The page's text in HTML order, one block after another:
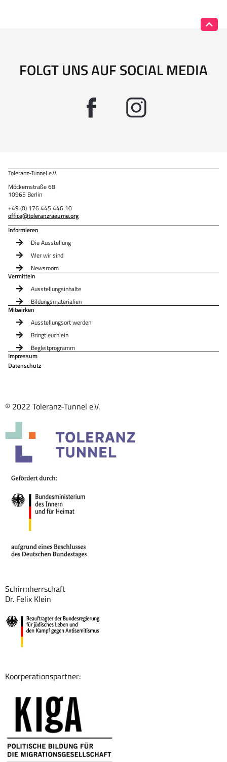
FOLGT UNS AUF SOCIAL MEDIA
Toleranz-Tunnel e.V.
Möckernstraße 68
10965 Berlin
+49 (0) 176 445 446 10
office@toleranzraeume.org
Informieren
Die Ausstellung
Wer wir sind
Newsroom
Vermitteln
Ausstellungsinhalte
Bildungsmaterialien
Mitwirken
Ausstellungsort werden
Bringt euch ein
Begleitprogramm
Impressum
Datenschutz
© 2022 Toleranz-Tunnel e.V.
Schirmherrschaft
Dr. Felix Klein
Koorperationspartner: